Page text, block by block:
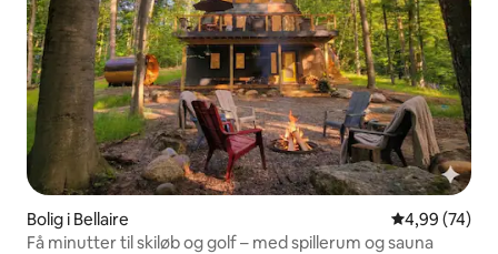
Bolig i Bellaire 4,99 ud af 5 i
4,99 (74)
Få minutter til skiløb og golf – med spillerum og sauna